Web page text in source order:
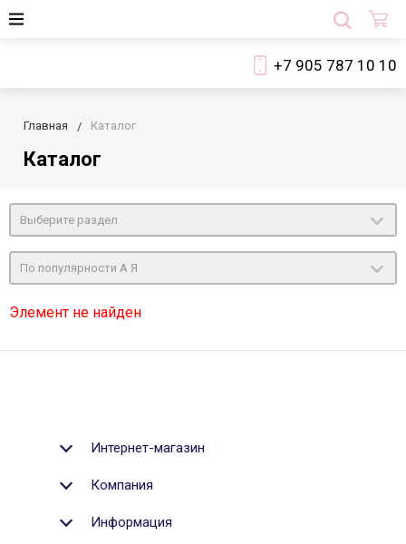
+7 905 787 10 10
Главная Каталог
Каталог
Выберите раздел
По популярности А Я
Элемент не найден
Интернет-магазин
Компания
Информация